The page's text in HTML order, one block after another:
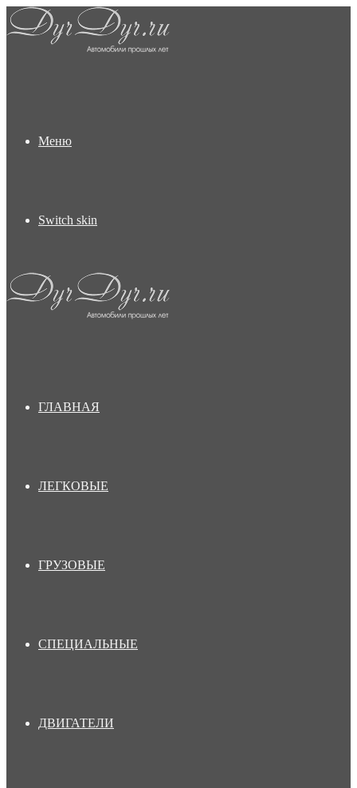
Меню
Switch skin
ГЛАВНАЯ
ЛЕГКОВЫЕ
ГРУЗОВЫЕ
СПЕЦИАЛЬНЫЕ
ДВИГАТЕЛИ